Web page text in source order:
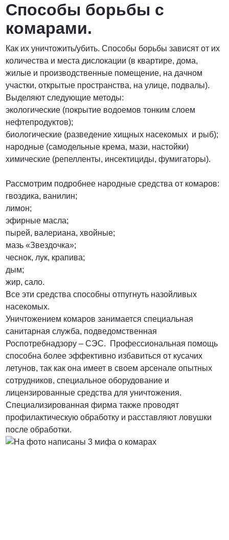
Способы борьбы с
комарами.
Как их уничтожить/убить. Способы борьбы зависят от их
количества и места дислокации (в квартире, дома,
жилые и производственные помещение, на дачном
участки, открытые пространства, на улице, подвалы).
Выделяют следующие методы:
экологические (покрытие водоемов тонким слоем
нефтепродуктов);
биологические (разведение хищных насекомых и рыб);
народные (самодельные крема, мази, настойки)
химические (репелленты, инсектициды, фумигаторы).
Рассмотрим подробнее народные средства от комаров:
гвоздика, ванилин;
лимон;
эфирные масла;
пырей, валериана, хвойные;
мазь «Звездочка»;
чеснок, лук, крапива;
дым;
жир, сало.
Все эти средства способны отпугнуть назойливых
насекомых.
Уничтожением комаров занимается специальная
санитарная служба, подведомственная
Роспотребнадзору – СЭС. Профессиональная помощь
способна более эффективно избавиться от кусачих
летунов, так как она имеет в своем арсенале опытных
сотрудников, специальное оборудование и
лицензированные средства для уничтожения.
Специализированная фирма также проводят
профилактическую обработку и расставляют ловушки
после обработки.